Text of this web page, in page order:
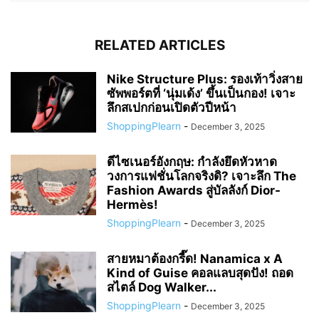
RELATED ARTICLES
Nike Structure Plus: รองเท้าวิ่งสาย
ซัพพอร์ตที่ ‘นุ่มเด้ง’ ขึ้นเป็นกอง! เจาะ
ลึกสเปกก่อนเปิดตัวปีหน้า
ShoppingPlearn - December 3, 2025
ดีไซเนอร์อังกฤษ: กำลังยึดหัวหาด
วงการแฟชั่นโลกจริงดิ? เจาะลึก The
Fashion Awards สู่บัลลังก์ Dior-
Hermès!
ShoppingPlearn - December 3, 2025
สายหมาต้องกรี๊ด! Nanamica x A
Kind of Guise คอลแลบสุดปัง! ถอด
สไตล์ Dog Walker...
ShoppingPlearn - December 3, 2025